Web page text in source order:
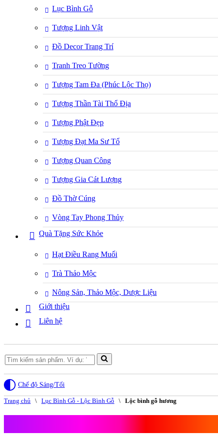
Lục Bình Gỗ
Tượng Linh Vật
Đồ Decor Trang Trí
Tranh Treo Tường
Tượng Tam Đa (Phúc Lộc Thọ)
Tượng Thần Tài Thổ Địa
Tượng Phật Đẹp
Tượng Đạt Ma Sư Tổ
Tượng Quan Công
Tượng Gia Cát Lượng
Đồ Thờ Cúng
Vòng Tay Phong Thủy
Quà Tặng Sức Khỏe
Hạt Điều Rang Muối
Trà Thảo Mộc
Nông Sản, Thảo Mộc, Dược Liệu
Giới thiệu
Liên hệ
Search
for...
Chế độ Sáng/Tối
Trang chủ \ Lục Bình Gỗ - Lộc Bình Gỗ \ Lộc bình gỗ hương